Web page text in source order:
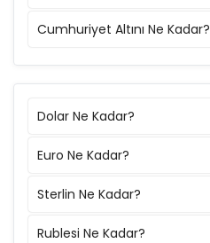
Cumhuriyet Altını Ne Kadar?
Dolar Ne Kadar?
Euro Ne Kadar?
Sterlin Ne Kadar?
Rublesi Ne Kadar?